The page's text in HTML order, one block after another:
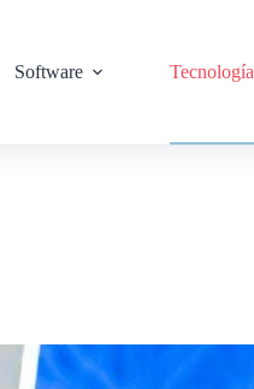
Software
Tecnología